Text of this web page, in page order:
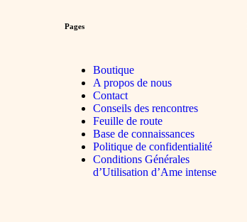
Pages
Boutique
A propos de nous
Contact
Conseils des rencontres
Feuille de route
Base de connaissances
Politique de confidentialité
Conditions Générales
d’Utilisation d’Ame intense